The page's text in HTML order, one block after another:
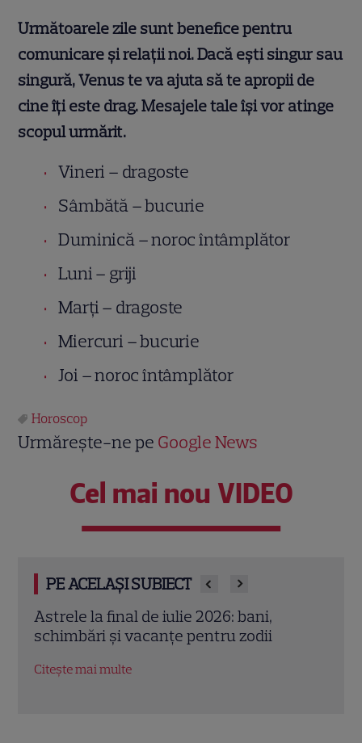
Următoarele zile sunt benefice pentru
comunicare și relaţii noi. Dacă eşti singur sau
singură, Venus te va ajuta să te apropii de
cine îţi este drag. Mesajele tale își vor atinge
scopul urmărit.
Vineri – dragoste
Sâmbătă – bucurie
Duminică – noroc întâmplător
Luni – griji
Marţi – dragoste
Miercuri – bucurie
Joi – noroc întâmplător
Horoscop
Urmărește-ne pe Google News
Cel mai nou VIDEO
PE ACELAȘI SUBIECT
Cristina Demetrescu, horoscop: Zodia
care începe un nou capitol după Luna